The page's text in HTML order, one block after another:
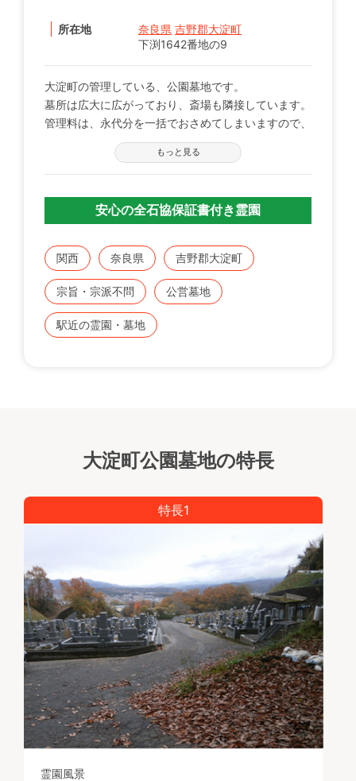
所在地 奈良県 吉野郡大淀町
下渕1642番地の9
大淀町の管理している、公園墓地です。
墓所は広大に広がっており、斎場も隣接しています。
管理料は、永代分を一括でおさめてしまいますので、
後継者に負担をかけることがありません。
同町内に住所を所有している方に限るりますが、募集
を継続的に行っております。
もっと見る
安心の全石協保証書付き霊園
関西 奈良県 吉野郡大淀町
宗旨・宗派不問 公営墓地
駅近の霊園・墓地
大淀町公園墓地の特長
特長1
霊園風景